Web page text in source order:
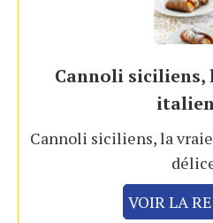
Cannoli siciliens,
Cannoli siciliens, la
VOIR LA